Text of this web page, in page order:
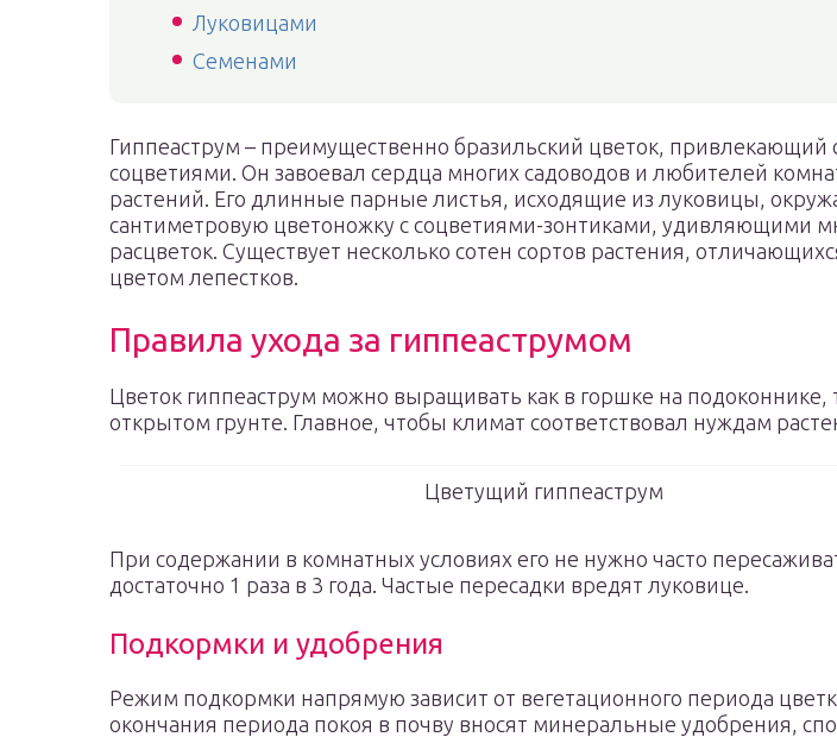
Луковицами
Семенами
Гиппеаструм – преимущественно бразильский цветок, привлекающий
соцветиями. Он завоевал сердца многих садоводов и любителей
растений. Его длинные парные листья, исходящие из луковицы,
сантиметровую цветоножку с соцветиями-зонтиками, удивляющими
расцветок. Существует несколько сотен сортов растения,
цветом лепестков.
Правила ухода за гиппеаструмом
Цветок гиппеаструм можно выращивать как в горшке на подоконнике,
открытом грунте. Главное, чтобы климат соответствовал нуждам
Цветущий гиппеаструм
При содержании в комнатных условиях его не нужно часто
достаточно 1 раза в 3 года. Частые пересадки вредят луковице.
Подкормки и удобрения
Режим подкормки напрямую зависит от вегетационного периода
окончания периода покоя в почву вносят минеральные удобрения,